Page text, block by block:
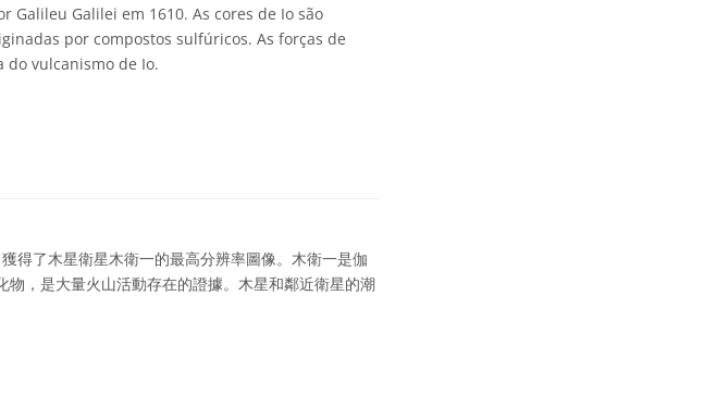
Galileu Galilei em 1610. As cores de Io são
por compostos sulfúricos. As forças de
do vulcanismo de Io.
得了木星衛星木衛一的最高分辨率圖像。木衛一是伽
，是大量火山活動存在的證據。木星和鄰近衛星的潮